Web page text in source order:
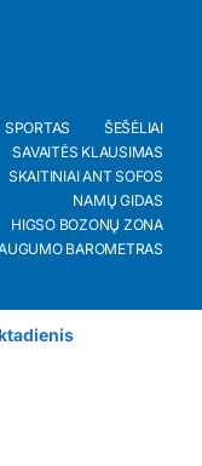
SPORTAS
ŠEŠĖLIAI
SAVAITĖS KLAUSIMAS
SKAITINIAI ANT SOFOS
NAMŲ GIDAS
HIGSO BOZONŲ ZONA
BAROMETRAS